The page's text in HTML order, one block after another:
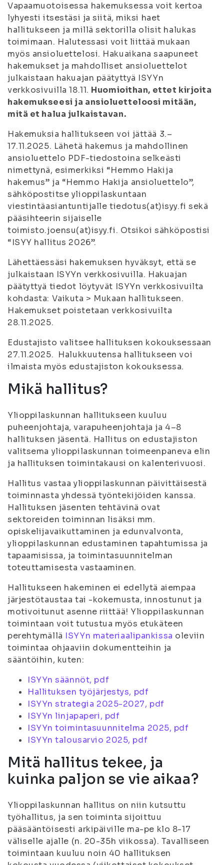
Vapaamuotoisessa hakemuksessa voit kertoa
lyhyesti itsestäsi ja siitä, miksi haet
hallitukseen ja millä sektorilla olisit halukas
toimimaan. Halutessasi voit liittää mukaan
myös ansioluettelosi. Hakuaikana saapuneet
hakemukset ja mahdolliset ansioluettelot
julkaistaan hakuajan päätyttyä ISYYn
verkkosivuilla 18.11. Huomioithan, ettet kirjoita
hakemukseesi ja ansioluetteloosi mitään,
mitä et halua julkaistavan.
Hakemuksia hallitukseen voi jättää 3.–
17.11.2025. Lähetä hakemus ja mahdollinen
ansioluettelo PDF-tiedostoina selkeästi
nimettynä, esimerkiksi “Hemmo Hakija
hakemus” ja “Hemmo Hakija ansioluettelo”,
sähköpostitse ylioppilaskuntaan
viestintäasiantuntijalle tiedotus(at)isyy.fi sekä
pääsihteerin sijaiselle
toimisto.joensu(at)isyy.fi. Otsikoi sähköpostisi
“ISYY hallitus 2026”.
Lähettäessäsi hakemuksen hyväksyt, että se
julkaistaan ISYYn verkkosivuilla. Hakuajan
päätyttyä tiedot löytyvät ISYYn verkkosivuilta
kohdasta: Vaikuta > Mukaan hallitukseen.
Hakemukset poistetaan verkkosivuilta
28.11.2025.
Edustajisto valitsee hallituksen kokouksessaan
27.11.2025. Halukkuutensa hallitukseen voi
ilmaista myös edustajiston kokouksessa.
Mikä hallitus?
Ylioppilaskunnan hallitukseen kuuluu
puheenjohtaja, varapuheenjohtaja ja 4–8
hallituksen jäsentä. Hallitus on edustajiston
valitsema ylioppilaskunnan toimeenpaneva elin
ja hallituksen toimintakausi on kalenterivuosi.
Hallitus vastaa ylioppilaskunnan päivittäisestä
toiminnasta yhdessä työntekijöiden kanssa.
Hallituksen jäsenten tehtävinä ovat
sektoreiden toiminnan lisäksi mm.
opiskelijavaikuttaminen ja edunvalvonta,
ylioppilaskunnan edustaminen tapahtumissa ja
tapaamisissa, ja toimintasuunnitelman
toteuttamisesta vastaaminen.
Hallitukseen hakeminen ei edellytä aiempaa
järjestötaustaa tai -kokemusta, innostunut ja
motivoitunut asenne riittää! Ylioppilaskunnan
toimintaan voit tutustua myös etukäteen
perehtymällä ISYYn materiaalipankissa oleviin
toimintaa ohjaaviin dokumentteihin ja
sääntöihin, kuten:
ISYYn säännöt, pdf
Hallituksen työjärjestys, pdf
ISYYn strategia 2025-2027, pdf
ISYYn linjapaperi, pdf
ISYYn toimintasuunnitelma 2025, pdf
ISYYn talousarvio 2025, pdf
Mitä hallitus tekee, ja
kuinka paljon se vie aikaa?
Ylioppilaskunnan hallitus on niin kutsuttu
työhallitus, ja sen toiminta sijoittuu
pääsääntöisesti arkipäiville ma-pe klo 8-17
väliselle ajalle (n. 20-35h viikossa). Tavalliseen
toimintaan kuuluu noin 40 hallituksen